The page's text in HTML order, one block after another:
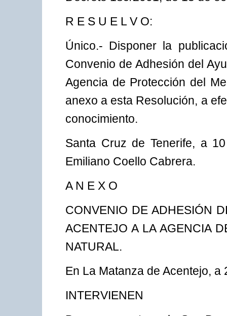
R E S U E L V O:
Único.- Disponer la
Convenio de Adhesión del
Agencia de Protección del
anexo a esta Resolución, a
conocimiento.
Santa Cruz de Tenerife, a
Emiliano Coello Cabrera.
A N E X O
CONVENIO DE ADHESIÓN
ACENTEJO A LA AGENCIA
NATURAL.
En La Matanza de Acentejo, a
INTERVIENEN